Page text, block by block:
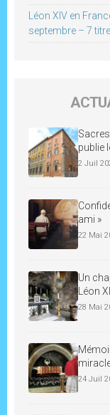
Léon XIV en
septembre – 7
publie
2 Juil
ami »
22 Mai
Un
Léon
28 Mai
24 Juil